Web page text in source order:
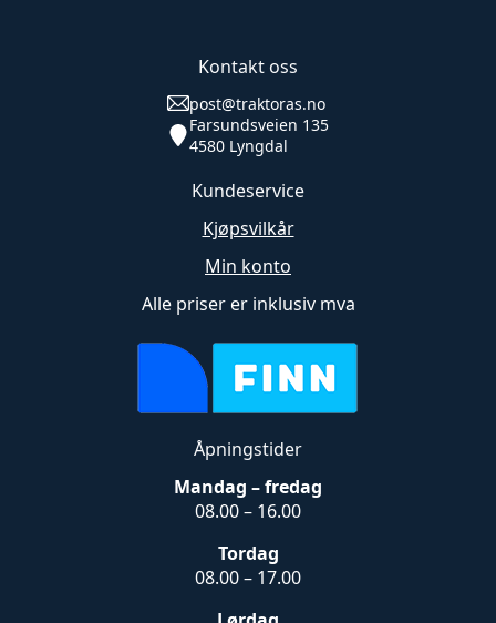
Kontakt oss
post@traktoras.no
Farsundsveien 135
4580 Lyngdal
Kundeservice
Kjøpsvilkår
Min konto
Alle priser er inklusiv mva
Åpningstider
Mandag – fredag
08.00 – 16.00
Tordag
08.00 – 17.00